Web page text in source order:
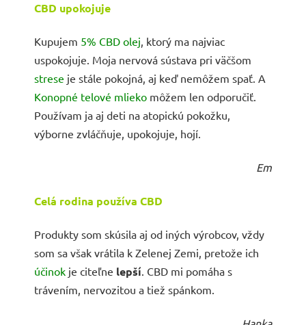
CBD upokojuje
Kupujem 5% CBD olej, ktorý ma najviac
uspokojuje. Moja nervová sústava pri väčšom
strese je stále pokojná, aj keď nemôžem spať. A
Konopné telové mlieko môžem len odporučiť.
Používam ja aj deti na atopickú pokožku,
výborne zvláčňuje, upokojuje, hojí.
Em
Celá rodina používa CBD
Produkty som skúsila aj od iných výrobcov, vždy
som sa však vrátila k Zelenej Zemi, pretože ich
účinok je citeľne lepší. CBD mi pomáha s
trávením, nervozitou a tiež spánkom.